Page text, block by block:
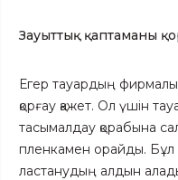
Зауыттық қаптаманы
Егер тауардың
қорғау қажет. Ол үшін
тасымалдау қорабына
пленкамен орайды. Бұл
ластанудың алдын